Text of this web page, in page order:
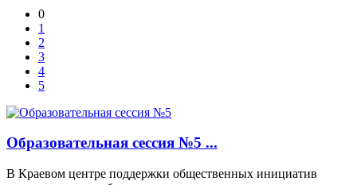
0
1
2
3
4
5
Образовательная сессия №5 ...
В Краевом центре поддержки общественных инициатив